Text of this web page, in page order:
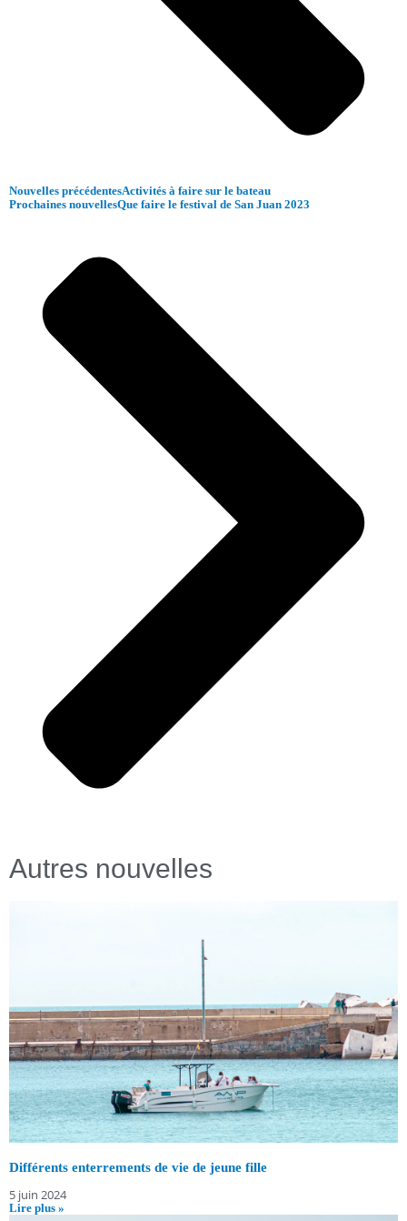
Nouvelles précédentesActivités à faire sur le bateau
Prochaines nouvellesQue faire le festival de San Juan 2023
Autres nouvelles
Différents enterrements de vie de jeune fille
5 juin 2024
Lire plus »